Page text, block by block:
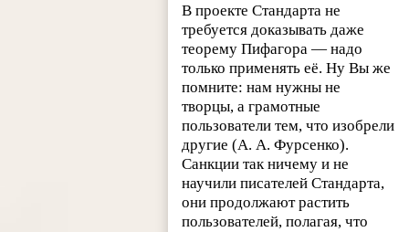
В проекте Стандарта не
требуется доказывать даже
теорему Пифагора — надо
только применять её. Ну Вы же
помните: нам нужны не
творцы, а грамотные
пользователи тем, что изобрели
другие (А. А. Фурсенко).
Санкции так ничему и не
научили писателей Стандарта,
они продолжают растить
пользователей, полагая, что